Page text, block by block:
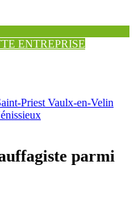
ENTREPRISE
Priest Vaulx-en-Velin
parmi